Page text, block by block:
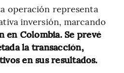
operación representa
inversión, marcando
en Colombia. Se prevé
la transacción,
en sus resultados.